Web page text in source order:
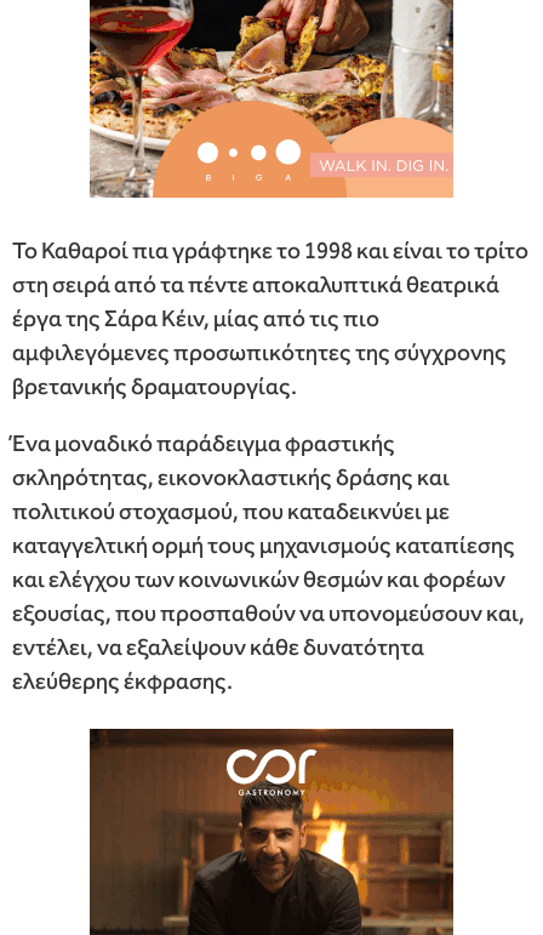
Το Καθαροί πια γράφτηκε το 1998 και είναι το τρίτο
στη σειρά από τα πέντε αποκαλυπτικά θεατρικά
έργα της Σάρα Κέιν, μίας από τις πιο
αμφιλεγόμενες προσωπικότητες της σύγχρονης
βρετανικής δραματουργίας.
Ένα μοναδικό παράδειγμα φραστικής
σκληρότητας, εικονοκλαστικής δράσης και
πολιτικού στοχασμού, που καταδεικνύει με
καταγγελτική ορμή τους μηχανισμούς καταπίεσης
και ελέγχου των κοινωνικών θεσμών και φορέων
εξουσίας, που προσπαθούν να υπονομεύσουν και,
εντέλει, να εξαλείψουν κάθε δυνατότητα
ελεύθερης έκφρασης.